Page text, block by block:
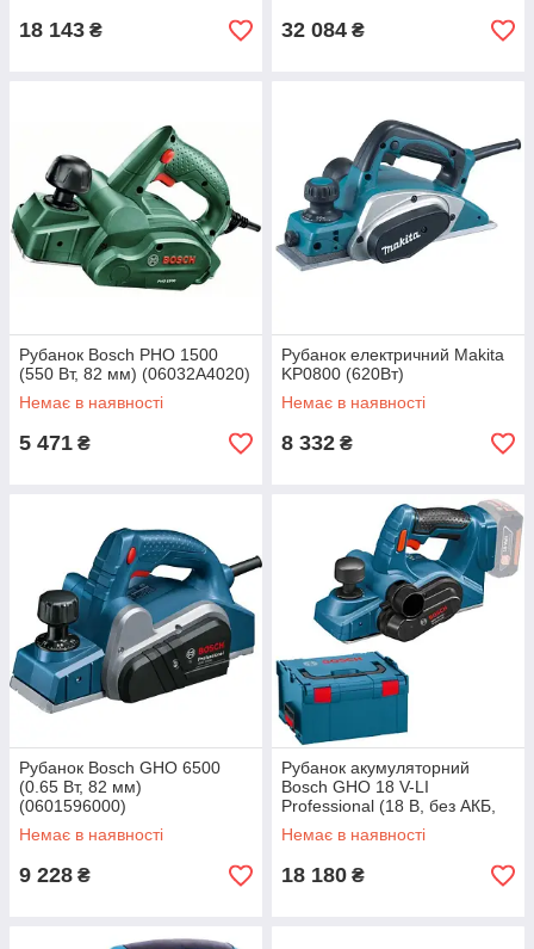
18 143 ₴ 32 084 ₴
Рубанок Bosch PHO 1500
(550 Вт, 82 мм) (06032A4020)
Немає в наявності
5 471 ₴
Рубанок електричний Makita
KP0800 (620Вт)
Немає в наявності
8 332 ₴
Рубанок Bosch GHO 6500
(0.65 Вт, 82 мм)
(0601596000)
Немає в наявності
9 228 ₴
Рубанок акумуляторний
Bosch GHO 18 V-LI
Professional (18 В, без АКБ,
82 мм) (06015A0300)
Немає в наявності
18 180 ₴